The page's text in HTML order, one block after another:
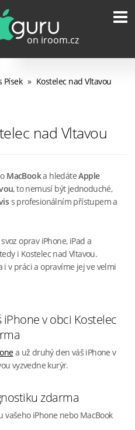
Písek » Kostelec nad Vltavou
nad Vltavou
MacBooka hledáteApple
, to nemusí být jednoduché,
s profesionálním přístupem a
oprav iPhone, iPad a
i Kostelec nad Vltavou.
i v práci a opravíme jej ve velmi
iPhone v obci Kostelec
a už druhý den váš iPhone v
vyzvedne kurýr.
zdarma
vašeho iPhone nebo MacBook